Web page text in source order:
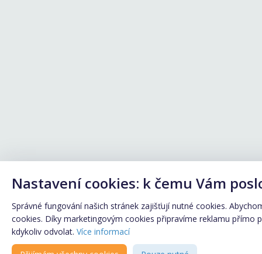
Nastavení cookies: k čemu Vám
Správné fungování našich stránek zajišťují nutné cookies.
cookies. Díky marketingovým cookies připravíme reklamu přímo
kdykoliv odvolat. Více informací